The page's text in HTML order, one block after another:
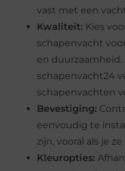
vast met een
Kwaliteit: Kies
schapenvacht
en duurzaamheid.
schapenvacht24
schapenvachten
Bevestiging:
eenvoudig te
zijn, vooral als je
Kleuropties: